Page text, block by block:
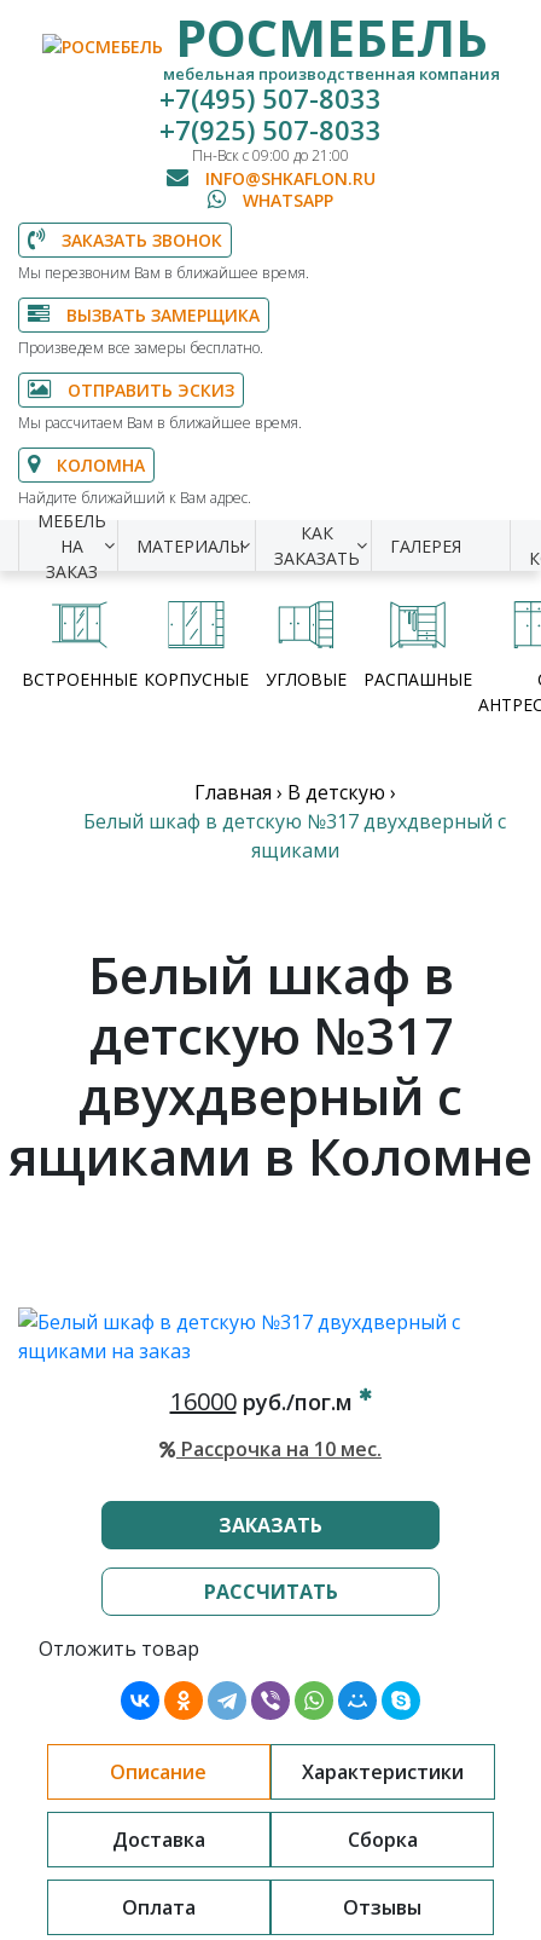
РОСМЕБЕЛЬ
мебельная производственная компания
+7(495) 507-8033
+7(925) 507-8033
Пн-Вск с 09:00 до 21:00
INFO@SHKAFLON.RU
WHATSAPP
ЗАКАЗАТЬ ЗВОНОК
Мы перезвоним Вам в ближайшее время.
ВЫЗВАТЬ ЗАМЕРЩИКА
Произведем все замеры бесплатно.
ОТПРАВИТЬ ЭСКИЗ
Мы рассчитаем Вам в ближайшее время.
КОЛОМНА
Найдите ближайший к Вам адрес.
МЕБЕЛЬ
НА
ЗАКАЗ
МАТЕРИАЛЫ
КАК
ЗАКАЗАТЬ
ГАЛЕРЕЯ
ВСТРОЕННЫЕ КОРПУСНЫЕ УГЛОВЫЕ РАСПАШНЫЕ
Главная › В детскую ›
Белый шкаф в детскую №317 двухдверный с
ящиками
Белый шкаф в
детскую №317
двухдверный с
ящиками в Коломне
16000руб./пог.м
Рассрочка на 10 мес.
ЗАКАЗАТЬ
РАССЧИТАТЬ
Отложить товар
Описание Характеристики
Доставка Сборка
Оплата Отзывы